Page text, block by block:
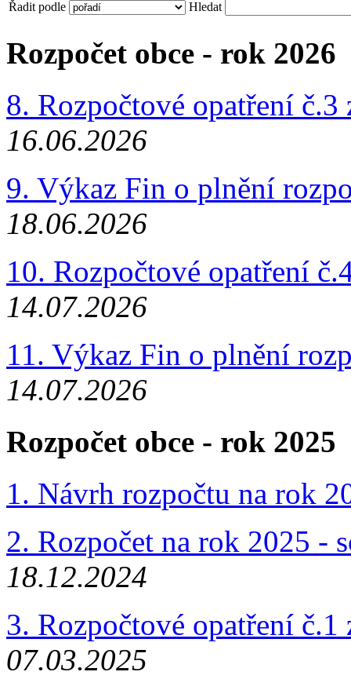
Řadit podle Hledat
Rozpočet obce - rok 2026
8. Rozpočtové opatření
16.06.2026
9. Výkaz Fin o plnění
18.06.2026
10. Rozpočtové opatření
14.07.2026
11. Výkaz Fin o plnění
14.07.2026
Rozpočet obce - rok 2025
1. Návrh rozpočtu na rok
2. Rozpočet na rok 2025 -
18.12.2024
3. Rozpočtové opatření
07.03.2025